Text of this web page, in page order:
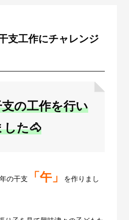
支工作にチャレンジ
支の工作を行い
した🐴
の干支 「午」
を作りまし